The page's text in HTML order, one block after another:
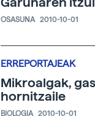
OSASUNA 2010-10-01
ERREPORTAJEAK
Mikroalgak,
hornitzaile
BIOLOGIA 2010-10-01